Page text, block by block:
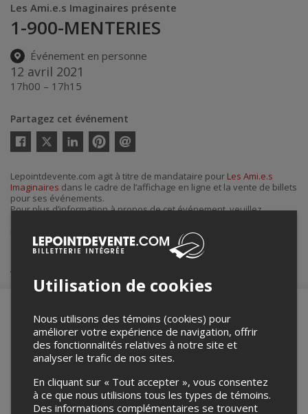
Les Ami.e.s Imaginaires présente
1-900-MENTERIES
Événement en personne
12 avril 2021
17h00 – 17h15
Partagez cet événement
Twitter
courriel
Lepointdevente.com agit à titre de mandataire pour Les Ami.e.s
Imaginaires dans le cadre de l’affichage en ligne et la vente de billets
pour ses événements.
Pour plus d’information à propos de cet événement, veuillez
Achat de billets
Merci de confirmer que vous n'êtes pas un
robot ci-bas.
Utilisation de cookies
Nous utilisons des témoins (cookies) pour
améliorer votre expérience de navigation, offrir
des fonctionnalités relatives à notre site et
analyser le trafic de nos sites.
En cliquant sur « Tout accepter », vous consentez
à ce que nous utilisions tous les types de témoins.
Des informations complémentaires se trouvent